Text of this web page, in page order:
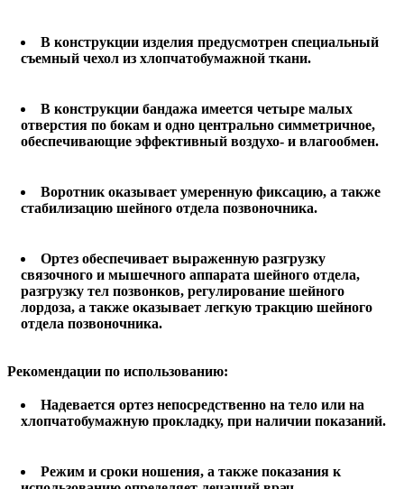
В конструкции изделия предусмотрен специальный
съемный чехол из хлопчатобумажной ткани.
В конструкции бандажа имеется четыре малых
отверстия по бокам и одно центрально симметричное,
обеспечивающие эффективный воздухо- и влагообмен.
Воротник оказывает умеренную фиксацию, а также
стабилизацию шейного отдела позвоночника.
Ортез обеспечивает выраженную разгрузку
связочного и мышечного аппарата шейного отдела,
разгрузку тел позвонков, регулирование шейного
лордоза, а также оказывает легкую тракцию шейного
отдела позвоночника.
Рекомендации по использованию:
Надевается ортез непосредственно на тело или на
хлопчатобумажную прокладку, при наличии показаний.
Режим и сроки ношения, а также показания к